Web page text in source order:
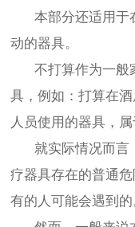
本部分还适用于
动的器具。
不打算作为一般
具，例如：打算在
人员使用的器具，属
就实际情况而言
疗器具存在的普通
有的人可能会遇到的